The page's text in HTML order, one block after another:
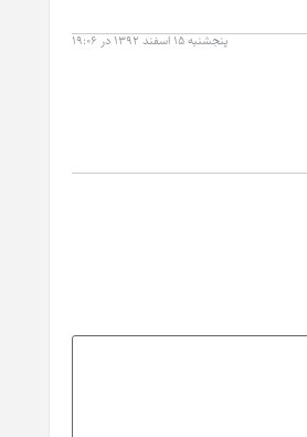
پنجشنبه ۱۵ اسفند ۱۳۹۲ در ۱۹:۰۶